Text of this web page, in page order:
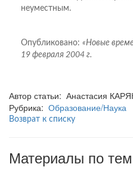
неуместным.
Опубликовано: «Новые
19 февраля 2004 г.
Автор статьи: Анастасия
Рубрика: Образование/Наука
Возврат к списку
Материалы по